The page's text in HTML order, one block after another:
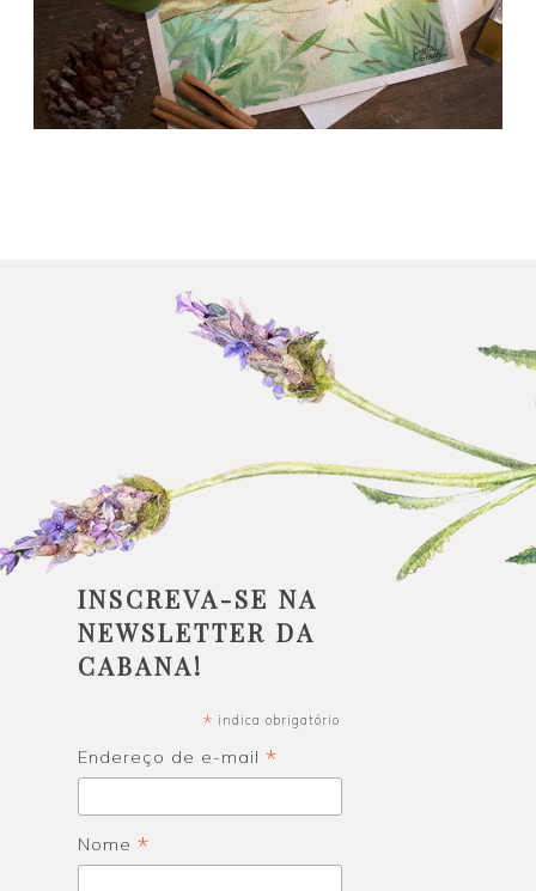
INSCREVA-SE NA
NEWSLETTER DA
CABANA!
* indica obrigatório
Endereço de e-mail *
Nome *